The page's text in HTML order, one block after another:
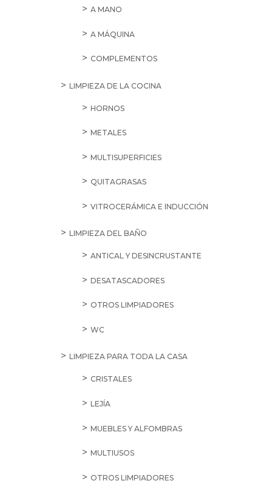
A MANO
A MÁQUINA
COMPLEMENTOS
LIMPIEZA DE LA COCINA
HORNOS
METALES
MULTISUPERFICIES
QUITAGRASAS
VITROCERÁMICA E INDUCCIÓN
LIMPIEZA DEL BAÑO
ANTICAL Y DESINCRUSTANTE
DESATASCADORES
OTROS LIMPIADORES
WC
LIMPIEZA PARA TODA LA CASA
CRISTALES
LEJÍA
MUEBLES Y ALFOMBRAS
MULTIUSOS
OTROS LIMPIADORES